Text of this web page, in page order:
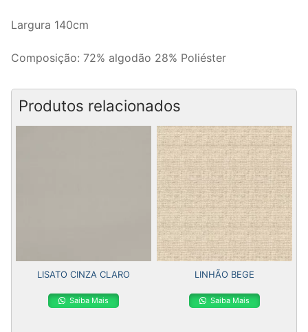
Largura 140cm
Composição: 72% algodão 28% Poliéster
Produtos relacionados
LISATO CINZA CLARO
Saiba Mais
LINHÃO BEGE
Saiba Mais